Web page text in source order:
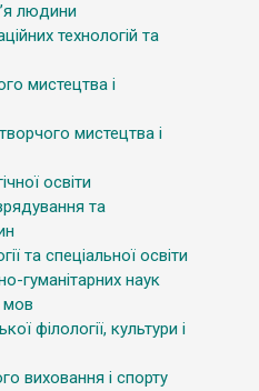
людини
технологій та
мистецтва і
мистецтва і
освіти
та
та спеціальної освіти
гуманітарних наук
мов
філології, культури і
виховання і спорту